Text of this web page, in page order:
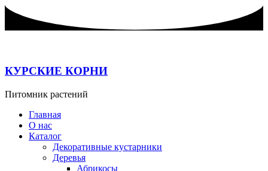
Перейти
содержимому
КУРСКИЕ КОРНИ
Питомник растений
Главная
О нас
Каталог
Декоративные кустарники
Деревья
Абрикосы